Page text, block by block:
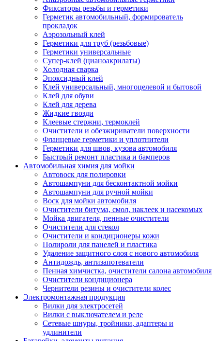
Фиксаторы резьбы и герметики
Герметик автомобильный, формирователь
прокладок
Аэрозольный клей
Герметики для труб (резьбовые)
Герметики универсальные
Супер-клей (цианоакрилаты)
Холодная сварка
Эпоксидный клей
Клей универсальный, многоцелевой и бытовой
Клей для обуви
Клей для дерева
Жидкие гвозди
Клеевые стержни, термоклей
Очистители и обезжириватели поверхности
Фланцевые герметики и уплотнители
Герметики для швов, кузова автомобиля
Быстрый ремонт пластика и бамперов
Автомобильная химия для мойки
Автовоск для полировки
Автошампуни для бесконтактной мойки
Автошампуни для ручной мойки
Воск для мойки автомобиля
Очистители битума, смол, наклеек и насекомых
Мойка двигателя, пенные очистители
Очистители для стекол
Очистители и кондиционеры кожи
Полироли для панелей и пластика
Удаление защитного слоя с нового автомобиля
Антидождь, антизапотеватели
Пенная химчистка, очистители салона автомобиля
Очистители кондиционера
Чернители резины и очистители колес
Электромонтажная продукция
Вилки для электросетей
Вилки с выключателем и реле
Сетевые шнуры, тройники, адаптеры и
удлинители